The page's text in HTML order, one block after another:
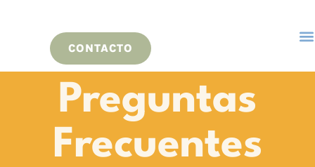
CONTACTO
Preguntas
Frecuentes